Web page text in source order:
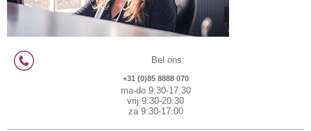
Bel ons:
+31 (0)85 8888 070
ma-do 9:30-17:30
vrij 9:30-20:30
za 9:30-17:00